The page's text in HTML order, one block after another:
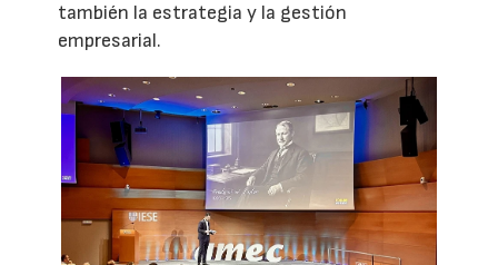
también la estrategia y la gestión
empresarial.